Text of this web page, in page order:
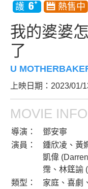
我的婆婆
了
U
上映日期：2023/01/
MOVIE INFO
導演：
鄧安寧
演員：
鍾欣凌、黃
凱偉
霈、林筳諭
類型：
家庭、喜劇